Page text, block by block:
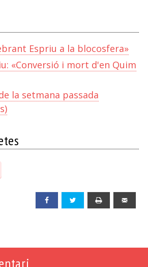
Espriu a la blocosfera»
«Conversió i mort d'en Quim
la setmana passada
Facebook Twitter